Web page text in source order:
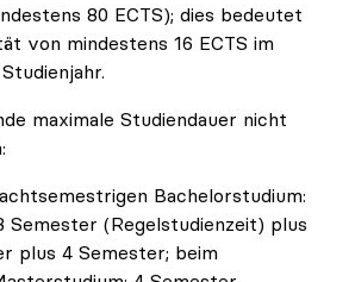
80 ECTS); dies bedeutet
von mindestens 16 ECTS im
maximale Studiendauer nicht
Bachelorstudium:
Semester (Regelstudienzeit) plus
plus 4 Semester; beim